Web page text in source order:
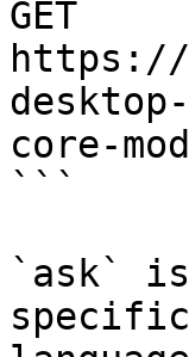
GET
https://
core-
```
`ask`